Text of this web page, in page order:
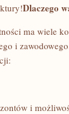
Dlaczego
ma wiele
i
i